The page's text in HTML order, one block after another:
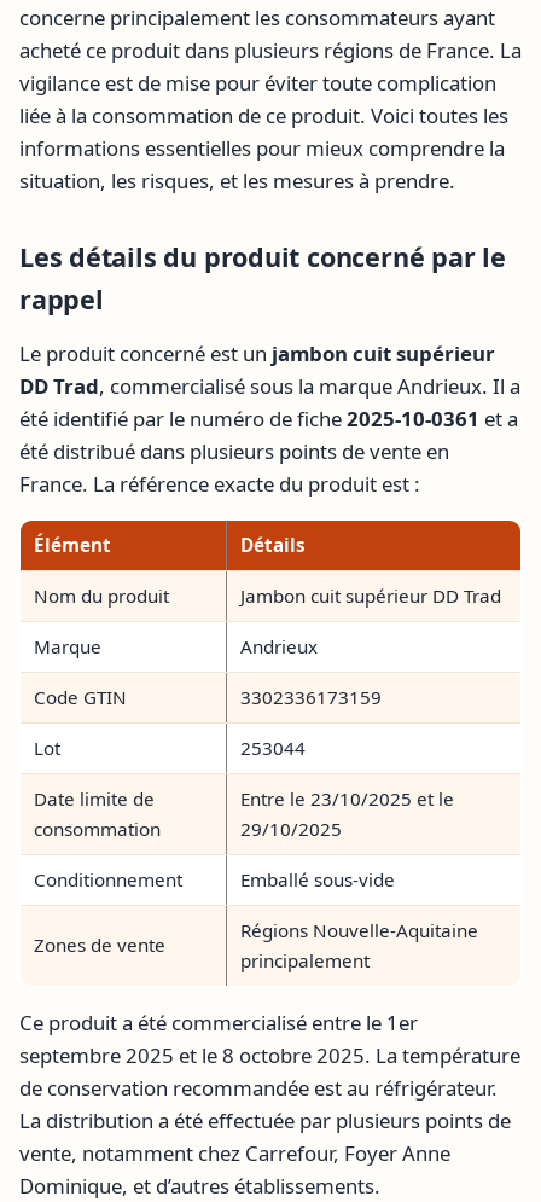
concerne principalement les consommateurs ayant
acheté ce produit dans plusieurs régions de France. La
vigilance est de mise pour éviter toute complication
liée à la consommation de ce produit. Voici toutes les
informations essentielles pour mieux comprendre la
situation, les risques, et les mesures à prendre.
Les détails du produit concerné par le
rappel
Le produit concerné est un jambon cuit supérieur
DD Trad, commercialisé sous la marque Andrieux. Il a
été identifié par le numéro de fiche2025-10-0361 et a
été distribué dans plusieurs points de vente en
France. La référence exacte du produit est :
Élément Détails
Nom du produit Jambon cuit supérieur DD Trad
Marque Andrieux
Code GTIN 3302336173159
Lot 253044
Date limite de
consommation
Entre le 23/10/2025 et le
29/10/2025
Conditionnement Emballé sous-vide
Zones de vente
Régions Nouvelle-Aquitaine
principalement
Ce produit a été commercialisé entre le 1er
septembre 2025 et le 8 octobre 2025. La température
de conservation recommandée est au réfrigérateur.
La distribution a été effectuée par plusieurs points de
vente, notamment chez Carrefour, Foyer Anne
Dominique, et d’autres établissements.